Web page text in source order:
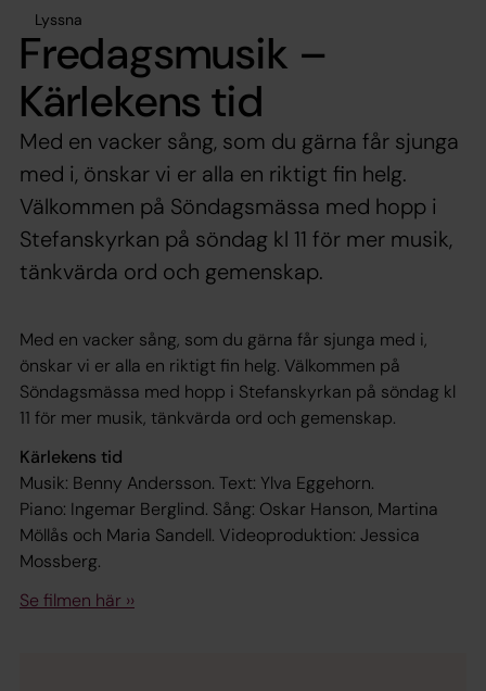
Lyssna
Fredagsmusik –
Kärlekens tid
Med en vacker sång, som du gärna får sjunga
med i, önskar vi er alla en riktigt fin helg.
Välkommen på Söndagsmässa med hopp i
Stefanskyrkan på söndag kl 11 för mer musik,
tänkvärda ord och gemenskap.
Med en vacker sång, som du gärna får sjunga med i,
önskar vi er alla en riktigt fin helg. Välkommen på
Söndagsmässa med hopp i Stefanskyrkan på söndag kl
11 för mer musik, tänkvärda ord och gemenskap.
Kärlekens tid
Musik: Benny Andersson. Text: Ylva Eggehorn.
Piano: Ingemar Berglind. Sång: Oskar Hanson, Martina
Möllås och Maria Sandell. Videoproduktion: Jessica
Mossberg.
Se filmen här ››